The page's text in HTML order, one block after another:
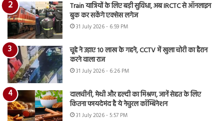
Train यात्रियों के लिए बड़ी सुविधा, अब IRCTC से ऑनलाइन
बुक कर सकेंगे एक्सेस लगेज
31 July 2026 - 6:59 PM
चूहे ने उड़ाए 10 लाख के गहने, CCTV में खुला चोरी का हैरान
करने वाला राज
31 July 2026 - 6:26 PM
दालचीनी, मेथी और हल्दी का मिश्रण, जानें सेहत के लिए
कितना फायदेमंद है ये नेचुरल कॉम्बिनेशन
31 July 2026 - 5:57 PM